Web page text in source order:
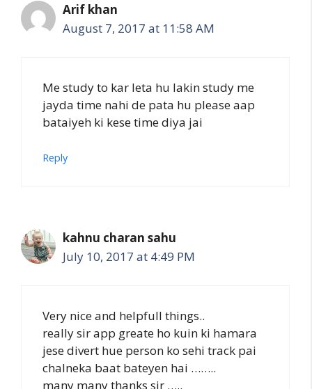
Arif khan
August 7, 2017 at 11:58 AM
Me study to kar leta hu lakin study me
jayda time nahi de pata hu please aap
bataiyeh ki kese time diya jai
Reply
kahnu charan sahu
July 10, 2017 at 4:49 PM
Very nice and helpfull things..
really sir app greate ho kuin ki hamara
jese divert hue person ko sehi track pai
chalneka baat bateyen hai ……..
many many thanks sir …..